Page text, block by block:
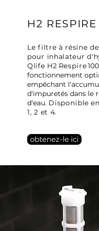
H2
Le filtre à résine
pour inhalateur
Qlife H2 Respire
fonctionnement
empêchant
d'impuretés dans le
d'eau. Disponible
1, 2 et 4.
obtenez-le ici